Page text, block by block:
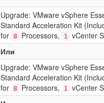
Upgrade: VMware vSphere
Standard Acceleration Kit
for 8 Processors, 1 vCenter
Или
Upgrade: VMware vSphere
Standard Acceleration Kit
for 8 Processors, 1 vCenter